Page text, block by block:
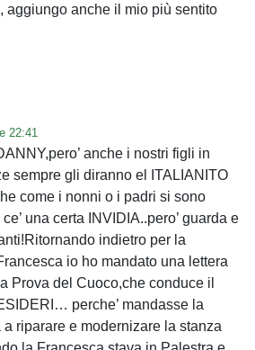
aggiungo anche il mio più sentito
22:41
anche i nostri figli in
sempre gli diranno el ITALIANITO
come i nonni o i padri si sono
una certa INVIDIA..pero’ guarda e
indietro per la
io ho mandato una lettera
Prova del Cuoco,che conduce il
perche’ mandasse la
riparare e modernizare la stanza